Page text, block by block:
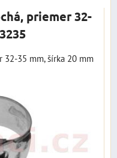
priemer 32-
32-35 mm, šírka 20 mm